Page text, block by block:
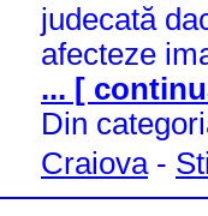
judecată
afecteze
... [
Din
Craiova-